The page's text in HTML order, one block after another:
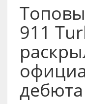
911
дебюта